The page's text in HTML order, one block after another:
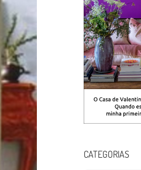
CATEGORIAS